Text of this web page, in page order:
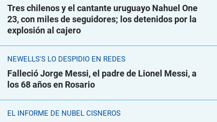
Tres chilenos y el cantante uruguayo Nahuel One
23, con miles de seguidores; los detenidos por la
explosión al cajero
NEWELLS'S LO DESPIDIÓ EN REDES
Falleció Jorge Messi, el padre de Lionel Messi, a
los 68 años en Rosario
EL INFORME DE NUBEL CISNEROS